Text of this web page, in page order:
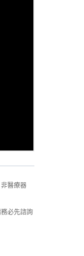
醫療器
必先諮詢